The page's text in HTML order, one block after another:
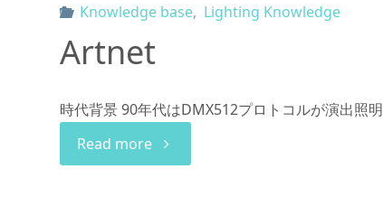
Knowledge base, Lighting Knowledge
Artnet
時代背景 90年代はDMX512プロトコルが演出照
Read more"Artnet"